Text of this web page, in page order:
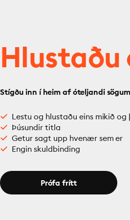
Hlustaðu
Stígðu inn í heim af óteljandi sögum
Lestu og hlustaðu eins mikið og
Þúsundir titla
Getur sagt upp hvenær sem er
Engin skuldbinding
Prófa frítt